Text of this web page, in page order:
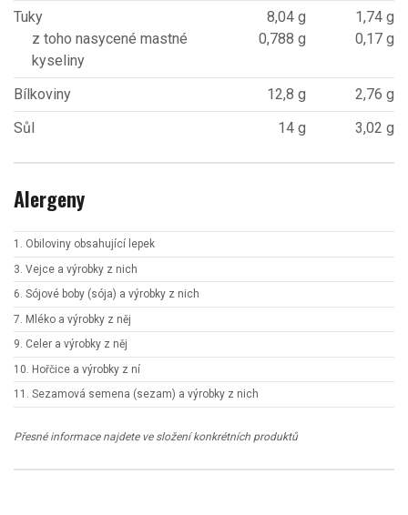
Tuky
z toho nasycené mastné
kyseliny
8,04 g
0,788 g
1,74 g
0,17 g
Bílkoviny 12,8 g
2,76 g
Sůl
14 g 3,02 g
Alergeny
1. Obiloviny obsahující lepek
3. Vejce a výrobky z nich
6. Sójové boby (sója) a výrobky z nich
7. Mléko a výrobky z něj
9. Celer a výrobky z něj
10. Hořčice a výrobky z ní
11. Sezamová semena (sezam) a výrobky z nich
Přesné informace najdete ve složení konkrétních produktů